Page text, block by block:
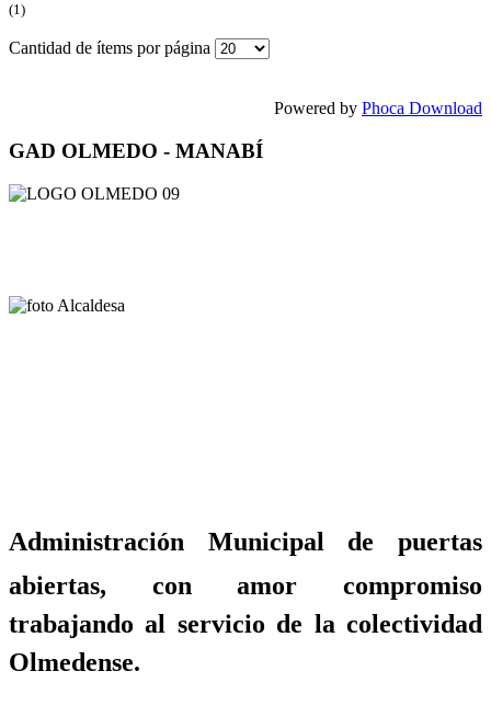
(1)
Cantidad de ítems por página
Powered by Phoca Download
GAD OLMEDO - MANABÍ
Administración Municipal de puertas
abiertas, con amor compromiso
trabajando al servicio de la colectividad
Olmedense.